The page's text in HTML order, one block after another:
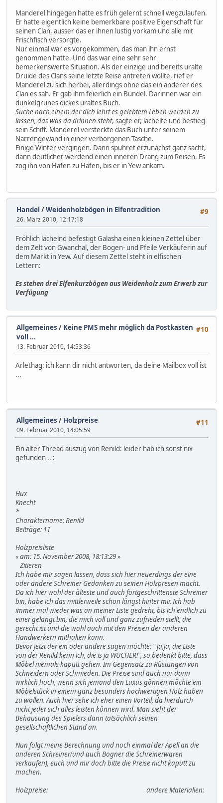
Manderel hingegen hatte es früh gelernt schnell wegzulaufen.
Er hatte eigentlich keine bemerkbare positive Eigenschaft für
seinen Clan, ausser das er ihnen lustig vorkam und alle mit
Frischfisch versorgte.
Nur einmal war es vorgekommen, das man ihn ernst
genommen hatte. Und das war eine sehr sehr
bemerkenswerte Situation. Als der einzige und bereits uralte
Druide des Clans seine letzte Reise antreten wollte, rief er
Manderel zu sich herbei, allerdings ohne das ein anderer des
Clan es sah. Er gab ihm feierlich ein Bündel. Darinnen war ein
dunkelgrünes dickes uraltes Buch.
Suche nach einem der dich lehrt es gelebtem Leben werden zu
lassen, das was da drinnen steht, sagte er, lächelte und bestieg
sein Schiff. Manderel versteckte das Buch unter seinem
Narrengewand in einer verborgenen Tasche.
Einige Winter vergingen. Dann spühret erzunächst ganz sacht,
dann deutlicher werdend einen inneren Drang zum Reisen. Es
zog ihn von Hafen zu Hafen, bis er in Yew ankam.
#9
Handel /Weidenholzbögen in Elfentradition
26. März 2010, 12:17:18
Fröhlich lächelnd befestigt Galasha einen kleinen Zettel über
dem Zelt von Gwanchal, der Bogen- und Pfeile Verkäuferin auf
dem Markt in Yew. Auf diesem Zettel steht in elfischen
Lettern:
Es stehen drei Elfenkurzbögen aus Weidenholz zum Erwerb zur
Verfügung
#10
Allgemeines / Keine PMS mehr möglich da Postkasten
voll ...
13. Februar 2010, 14:53:36
Arlethag: ich kann dir nicht antworten, da deine Mailbox voll ist
...
#11
Allgemeines / Holzpreise
09. Februar 2010, 14:05:59
Ein alter Thread auszug von Renild: leider hab ich sonst nix
gefunden .. :
Hux
Knecht
*
Charaktername: Renild
Beiträge: 11
Holzpreisliste
« am: 15. November 2008, 18:13:29 »
Zitieren
Ich habe mir sagen lassen, dass sich hier neuerdings der eine
oder andere Schreiner Gedanken zu seinen Holzpresen macht.
Da ich hier wohl der älteste und auch fortgeschrittenste Schreiner
bin, habe ich das mittlerweile schon längst hinter mir. Ich hab
immer mal wieder was an meiner Liste gedreht, bis ich endlich zu
einer gelangt bin, die mich voll und ganz zufrieden stellt, die
gerecht ist und die wohl auch mit den Preisen der anderen
Handwerkern mithalten kann.
Bevor jetzt der ein oder andere sagen möchte: " ja,ja, die Liste
von der Renild kenn ich, die is ja WUCHER!", so bedenkt bitte, dass
Möbel niemals kaputt gehen. Im Gegensatz zu Rüstungen von
Schneidern oder Schmieden. Die Preise sind auch nur dann
wirklich hoch, wenn sich jemand den Luxus gönnen möchte ein
Möbelstück in einem ganz besonders hochwertigen Holz haben
zu wollen. Auch hier sehe ich eher einen Vorteil, da hierdurch
nicht jeder sich alles leisten können wird. Man sieht der
Behausung des Spielers dann tatsächlich seinen
gesellschaftlichen Stand an.
Nun folgt meine Berechnung und noch einmal der Apell an die
anderen Schreiner(und auch Bogner die Schreinerwaren
verkaufen), euch und mir doch bitte die Preise nicht kaputt zu
machen.
Holzpreise: andere Materialien: